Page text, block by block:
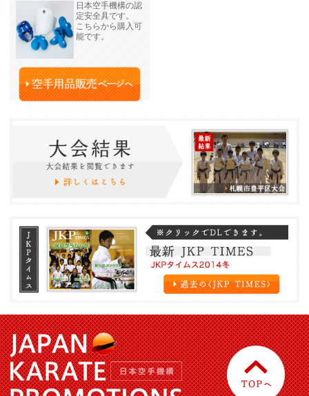
日本空手機構の認
定安全具です。
こちらから購入可
能です。